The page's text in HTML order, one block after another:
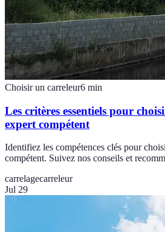
Choisir un carreleur6 min
Les critères essentiels pour
expert compétent
Identifiez les compétences clés pour
compétent. Suivez nos conseils et
carrelagecarreleur
Jul 29